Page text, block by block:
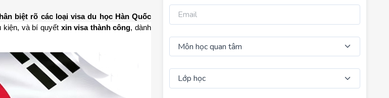
biệt rõ các loại visa du học Hàn Quốc
kiện, và bí quyết xin visa thành công, dành